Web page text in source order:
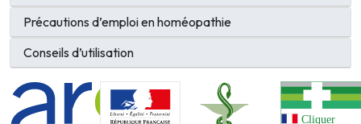
Précautions d’emploi en homéopathie
Conseils d’utilisation